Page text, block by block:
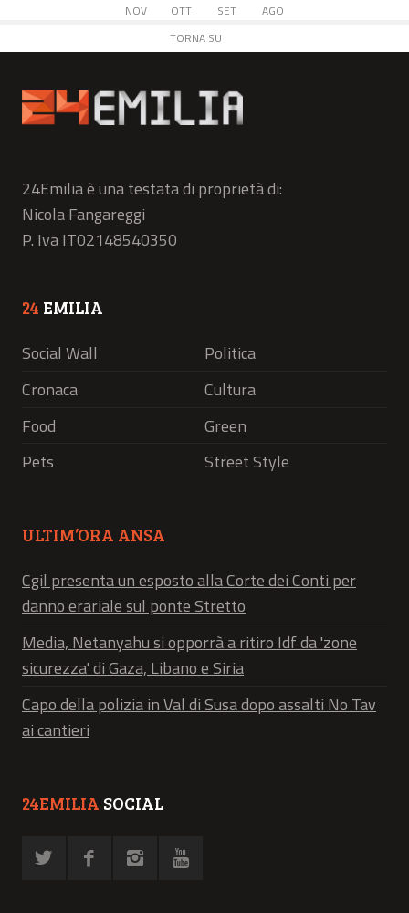
NOV OTT SET
AGO
TORNA SU
24Emilia è una testata di proprietà di:
Nicola Fangareggi
P. Iva IT02148540350
24 EMILIA
Social Wall
Politica
Cronaca
Cultura
Food
Green
Pets
Street Style
ULTIM’ORA ANSA
Cgil presenta un esposto alla Corte dei Conti per
danno erariale sul ponte Stretto
Media, Netanyahu si opporrà a ritiro Idf da 'zone
sicurezza' di Gaza, Libano e Siria
Capo della polizia in Val di Susa dopo assalti No Tav
ai cantieri
24EMILIA SOCIAL